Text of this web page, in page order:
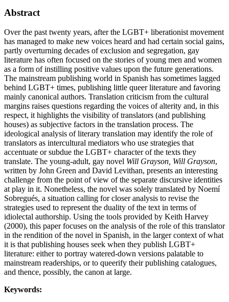
Abstract
Over the past twenty years, after the LGBT+ liberationist movement
has managed to make new voices heard and had certain social gains,
partly overturning decades of exclusion and segregation, gay
literature has often focused on the stories of young men and women
as a form of instilling positive values upon the future generations.
The mainstream publishing world in Spanish has sometimes lagged
behind LGBT+ times, publishing little queer literature and favoring
mainly canonical authors. Translation criticism from the cultural
margins raises questions regarding the voices of alterity and, in this
respect, it highlights the visibility of translators (and publishing
houses) as subjective factors in the translation process. The
ideological analysis of literary translation may identify the role of
translators as intercultural mediators who use strategies that
accentuate or subdue the LGBT+ character of the texts they
translate. The young-adult, gay novel Will Grayson, Will Grayson,
written by John Green and David Levithan, presents an interesting
challenge from the point of view of the separate discursive identities
at play in it. Nonetheless, the novel was solely translated by Noemí
Sobregués, a situation calling for closer analysis to revise the
strategies used to represent the duality of the text in terms of
idiolectal authorship. Using the tools provided by Keith Harvey
(2000), this paper focuses on the analysis of the role of this translator
in the rendition of the novel in Spanish, in the larger context of what
it is that publishing houses seek when they publish LGBT+
literature: either to portray watered-down versions palatable to
mainstream readerships, or to queerify their publishing catalogues,
and thence, possibly, the canon at large.
Keywords: